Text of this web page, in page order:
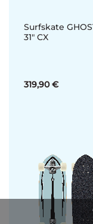
Surfskate
31" CX
319,90 €